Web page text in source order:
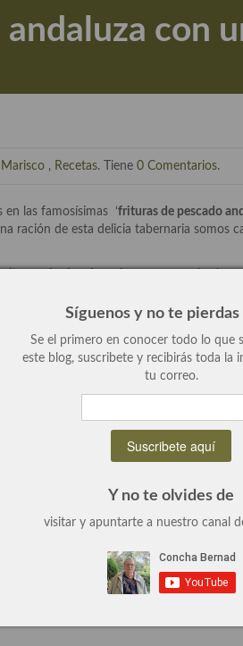
con
Marisco , Recetas. Tiene 0 Comentarios.
las famosísimas ‘frituras de pescado
ración de esta delicia tabernaria somos
de limón y perejil que está de lujo, puro
fritos a la
Síguenos y no te pierdas
Se el primero en conocer todo lo que
este blog, suscribete y recibirás toda la
tu correo.
Y no te olvides de
visitar y apuntarte a nuestro canal